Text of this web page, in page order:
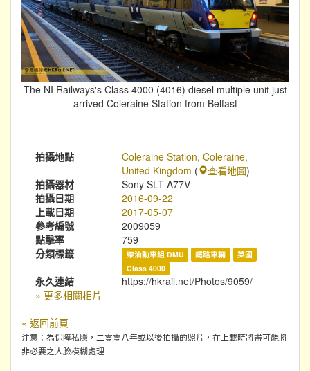
The NI Railways's Class 4000 (4016) diesel multiple unit just
arrived Coleraine Station from Belfast
拍攝地點
Coleraine Station, Coleraine,
United Kingdom ( 查看地圖)
拍攝器材
Sony SLT-A77V
拍攝日期
2016-09-22
上載日期
2017-05-07
參考編號
2009059
點擊率
759
分類標籤
柴油動車組 DMU 鐵路車輛
英國
Class 4000
永久連結
https://hkrail.net/Photos/9059/
» 更多相關相片
« 返回前頁
注意：為保障私隱，二零零八年或以後拍攝的照片，在上載時將盡可能將
非必要之人臉模糊處理